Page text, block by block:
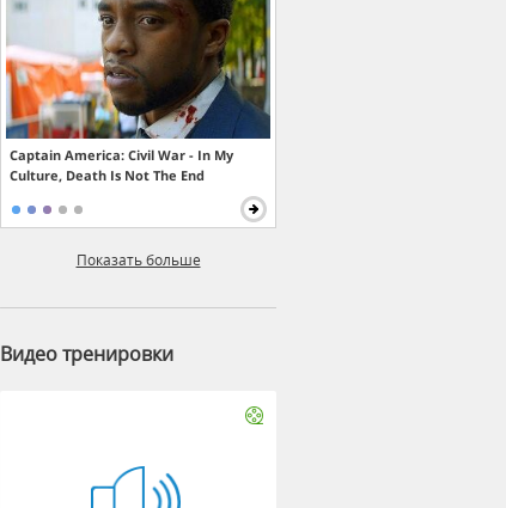
Captain America: Civil War - In My
Culture, Death Is Not The End
Показать больше
Видео тренировки